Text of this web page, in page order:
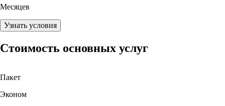
Месяцев
Узнать условия
Стоимость основных услуг
Пакет
Эконом